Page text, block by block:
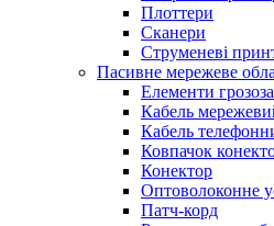
Плоттери
Сканери
Струменеві
Пасивне мережеве
Елементи
Кабель
Кабель
Ковпачок
Конектор
Оптоволоконне
Патч-корд